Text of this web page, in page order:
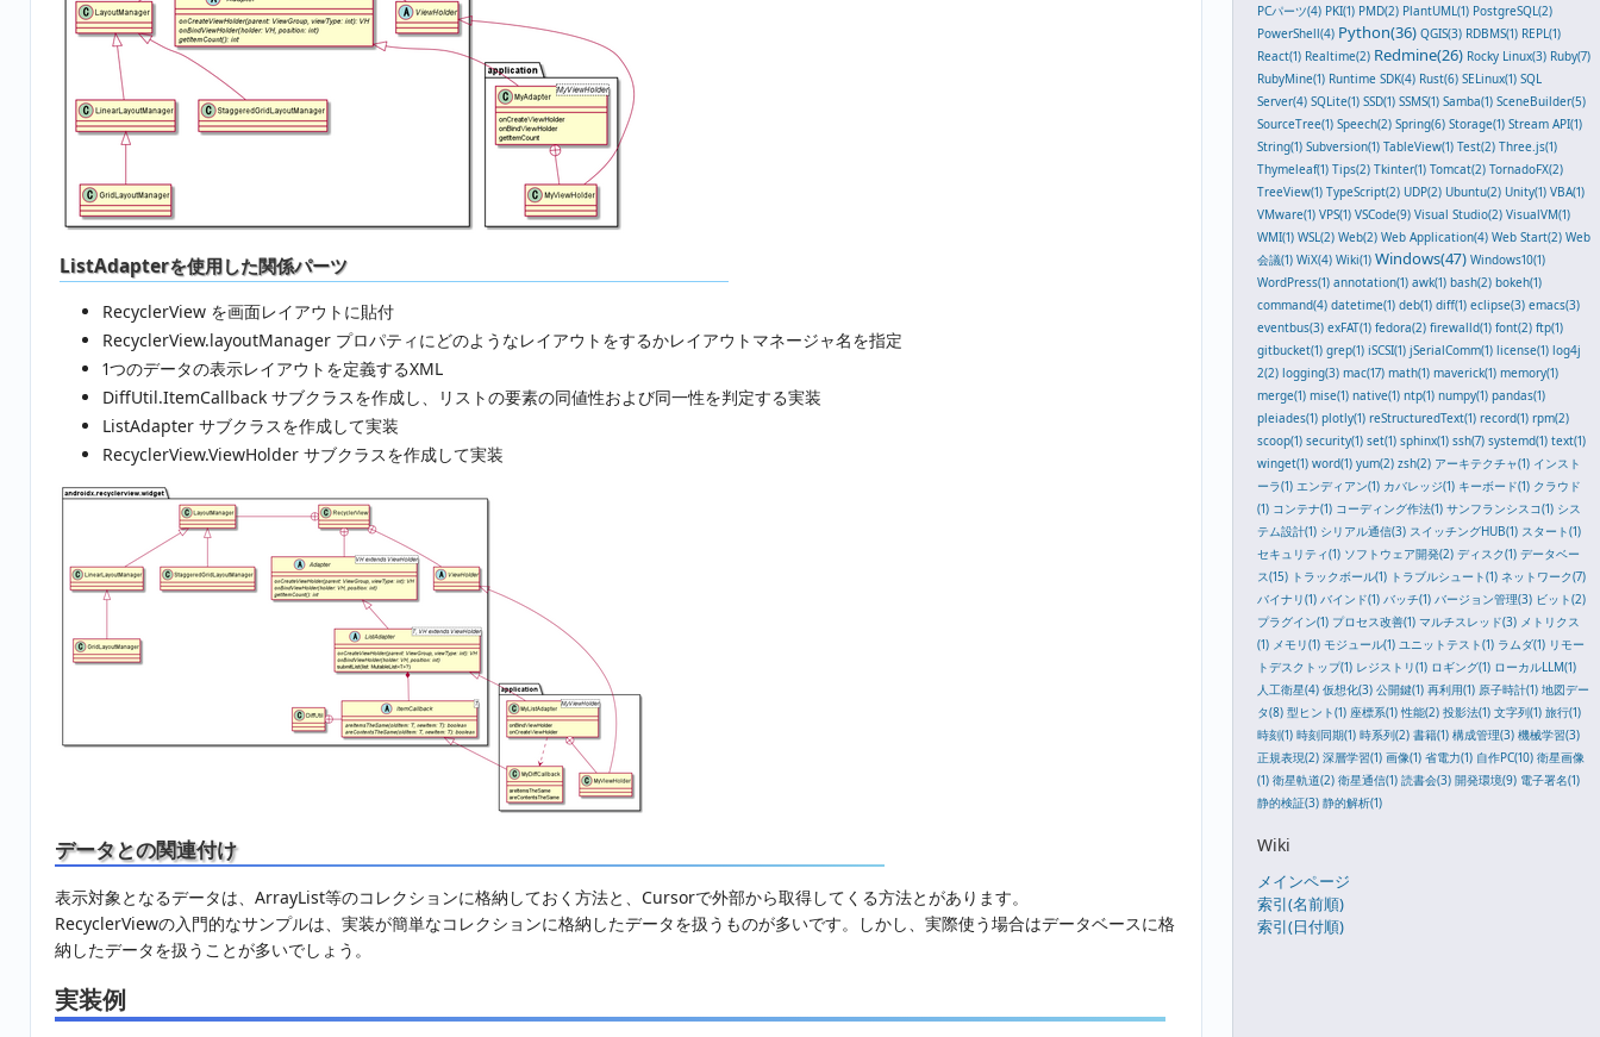
PCパーツ(4) PKI(1) PMD(2) PlantUML(1) PostgreSQL(2)
PowerShell(4) Python(36) QGIS(3) RDBMS(1) REPL(1)
React(1) Realtime(2) Redmine(26) Rocky Linux(3) Ruby(7)
RubyMine(1) Runtime SDK(4) Rust(6) SELinux(1) SQL
Server(4) SQLite(1) SSD(1) SSMS(1) Samba(1) SceneBuilder(5)
SourceTree(1) Speech(2) Spring(6) Storage(1) Stream API(1)
String(1) Subversion(1) TableView(1) Test(2) Three.js(1)
Thymeleaf(1) Tips(2) Tkinter(1) Tomcat(2) TornadoFX(2)
TreeView(1) TypeScript(2) UDP(2) Ubuntu(2) Unity(1) VBA(1)
VMware(1) VPS(1) VSCode(9) Visual Studio(2) VisualVM(1)
WMI(1) WSL(2) Web(2) Web Application(4) Web Start(2) Web
会議(1) WiX(4) Wiki(1) Windows(47) Windows10(1)
WordPress(1) annotation(1) awk(1) bash(2) bokeh(1)
command(4) datetime(1) deb(1) diff(1) eclipse(3) emacs(3)
eventbus(3) exFAT(1) fedora(2) firewalld(1) font(2) ftp(1)
gitbucket(1) grep(1) iSCSI(1) jSerialComm(1) license(1) log4j
2(2) logging(3) mac(17) math(1) maverick(1) memory(1)
merge(1) mise(1) native(1) ntp(1) numpy(1) pandas(1)
pleiades(1) plotly(1) reStructuredText(1) record(1) rpm(2)
scoop(1) security(1) set(1) sphinx(1) ssh(7) systemd(1) text(1)
winget(1) word(1) yum(2) zsh(2) アーキテクチャ(1) インスト
ーラ(1) エンディアン(1) カバレッジ(1) キーボード(1) クラウド
(1) コンテナ(1) コーディング作法(1) サンフランシスコ(1) シス
テム設計(1) シリアル通信(3) スイッチングHUB(1) スタート(1)
セキュリティ(1) ソフトウェア開発(2) ディスク(1) データベー
ス(15) トラックボール(1) トラブルシュート(1) ネットワーク(7)
バイナリ(1) バインド(1) バッチ(1) バージョン管理(3) ビット(2)
プラグイン(1) プロセス改善(1) マルチスレッド(3) メトリクス
(1) メモリ(1) モジュール(1) ユニットテスト(1) ラムダ(1) リモー
トデスクトップ(1) レジストリ(1) ロギング(1) ローカルLLM(1)
人工衛星(4) 仮想化(3) 公開鍵(1) 再利用(1) 原子時計(1) 地図デー
タ(8) 型ヒント(1) 座標系(1) 性能(2) 投影法(1) 文字列(1) 旅行(1)
時刻(1) 時刻同期(1) 時系列(2) 書籍(1) 構成管理(3) 機械学習(3)
正規表現(2) 深層学習(1) 画像(1) 省電力(1) 自作PC(10) 衛星画像
(1) 衛星軌道(2) 衛星通信(1) 読書会(3) 開発環境(9) 電子署名(1)
静的検証(3) 静的解析(1)
Wiki
メインページ
索引(名前順)
索引(日付順)
ListAdapterを使用した関係パーツ
RecyclerView を画面レイアウトに貼付
RecyclerView.layoutManager プロパティにどのようなレイアウトをするかレイアウトマネージャ名を指定
1つのデータの表示レイアウトを定義するXML
DiffUtil.ItemCallback サブクラスを作成し、リストの要素の同値性および同一性を判定する実装
ListAdapter サブクラスを作成して実装
RecyclerView.ViewHolder サブクラスを作成して実装
データとの関連付け
表示対象となるデータは、ArrayList等のコレクションに格納しておく方法と、Cursorで外部から取得してくる方法とがあります。
RecyclerViewの入門的なサンプルは、実装が簡単なコレクションに格納したデータを扱うものが多いです。しかし、実際使う場合はデータベースに格
納したデータを扱うことが多いでしょう。
実装例